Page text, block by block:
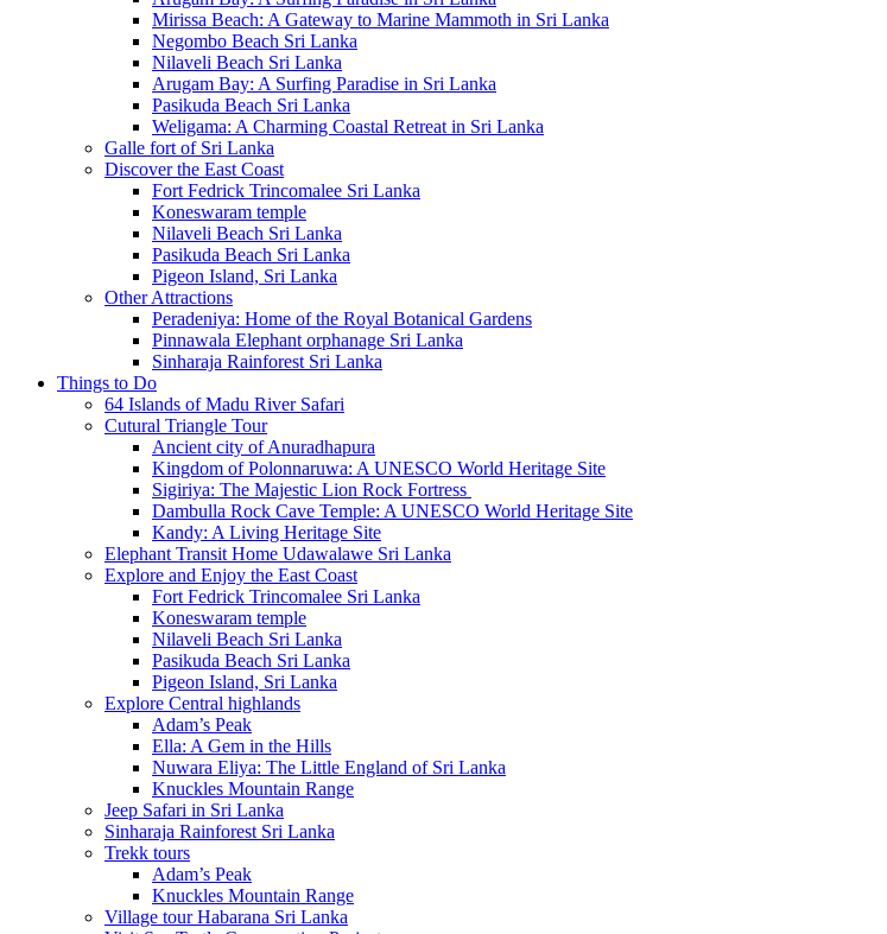
Mirissa Beach: A Gateway to Marine Mammoth in Sri Lanka
Negombo Beach Sri Lanka
Nilaveli Beach Sri Lanka
Arugam Bay: A Surfing Paradise in Sri Lanka
Pasikuda Beach Sri Lanka
Weligama: A Charming Coastal Retreat in Sri Lanka
Galle fort of Sri Lanka
Discover the East Coast
Fort Fedrick Trincomalee Sri Lanka
Koneswaram temple
Nilaveli Beach Sri Lanka
Pasikuda Beach Sri Lanka
Pigeon Island, Sri Lanka
Other Attractions
Peradeniya: Home of the Royal Botanical Gardens
Pinnawala Elephant orphanage Sri Lanka
Sinharaja Rainforest Sri Lanka
Things to Do
64 Islands of Madu River Safari
Cutural Triangle Tour
Ancient city of Anuradhapura
Kingdom of Polonnaruwa: A UNESCO World Heritage Site
Sigiriya: The Majestic Lion Rock Fortress
Dambulla Rock Cave Temple: A UNESCO World Heritage Site
Kandy: A Living Heritage Site
Elephant Transit Home Udawalawe Sri Lanka
Explore and Enjoy the East Coast
Fort Fedrick Trincomalee Sri Lanka
Koneswaram temple
Nilaveli Beach Sri Lanka
Pasikuda Beach Sri Lanka
Pigeon Island, Sri Lanka
Explore Central highlands
Adam’s Peak
Ella: A Gem in the Hills
Nuwara Eliya: The Little England of Sri Lanka
Knuckles Mountain Range
Jeep Safari in Sri Lanka
Sinharaja Rainforest Sri Lanka
Trekk tours
Adam’s Peak
Knuckles Mountain Range
Village tour Habarana Sri Lanka